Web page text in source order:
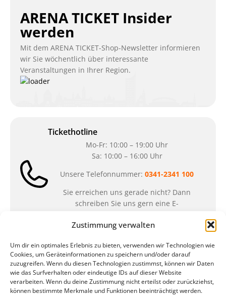
Zustimmung verwalten
Um dir ein optimales Erlebnis zu bieten, verwenden wir Technologien wie
Cookies, um Geräteinformationen zu speichern und/oder darauf
zuzugreifen. Wenn du diesen Technologien zustimmst, können wir Daten
wie das Surfverhalten oder eindeutige IDs auf dieser Website
verarbeiten. Wenn du deine Zustimmung nicht erteilst oder zurückziehst,
können bestimmte Merkmale und Funktionen beeinträchtigt werden.
ARENA TICKET Insider
werden
Mit dem ARENA TICKET-Shop-Newsletter informieren
wir Sie wöchentlich über interessante
Veranstaltungen in Ihrer Region.
Tickethotline
Mo-Fr: 10:00 – 19:00 Uhr
Sa: 10:00 – 16:00 Uhr
Unsere Telefonnummer: 0341-2341 100
Sie erreichen uns gerade nicht? Dann
schreiben Sie uns gern eine E-
Kassenöffnungszeiten
unsere Sonderöffnungszeiten im Sommer:
in der Zeit vom 06.07. – 07.08.2026
Montag – Freitag: 10-18 Uhr Samstag: